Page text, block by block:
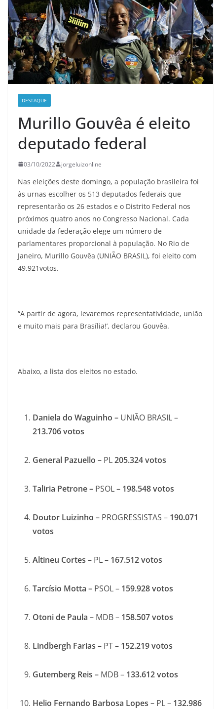
DESTAQUE
Murillo Gouvêa é eleito
deputado federal
03/10/2022 jorgeluizonline
Nas eleições deste domingo, a população brasileira foi
às urnas escolher os 513 deputados federais que
representarão os 26 estados e o Distrito Federal nos
próximos quatro anos no Congresso Nacional. Cada
unidade da federação elege um número de
parlamentares proporcional à população. No Rio de
Janeiro, Murillo Gouvêa (UNIÃO BRASIL), foi eleito com
49.921votos.
“A partir de agora, levaremos representatividade, união
e muito mais para Brasília!’, declarou Gouvêa.
Abaixo, a lista dos eleitos no estado.
Daniela do Waguinho – UNIÃO BRASIL –
213.706votos
General Pazuello – PL205.324votos
Taliria Petrone – PSOL – 198.548votos
Doutor Luizinho – PROGRESSISTAS – 190.071
votos
Altineu Cortes – PL – 167.512votos
Tarcísio Motta – PSOL – 159.928votos
Otoni de Paula – MDB – 158.507votos
Lindbergh Farias – PT – 152.219votos
Gutemberg Reis – MDB – 133.612votos
Helio Fernando Barbosa Lopes – PL – 132.986